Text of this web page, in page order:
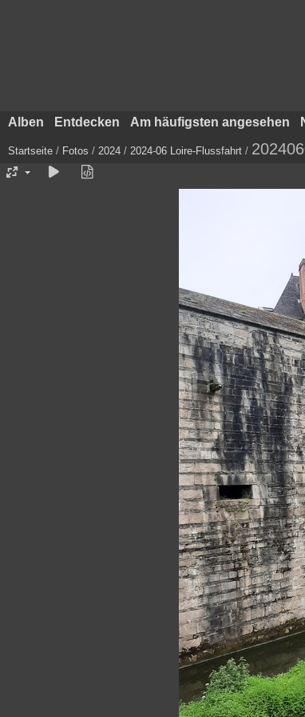
Alben Entdecken Am häufigsten angesehen
Startseite / Fotos / 2024 / 2024-06 Loire-Flussfahrt /